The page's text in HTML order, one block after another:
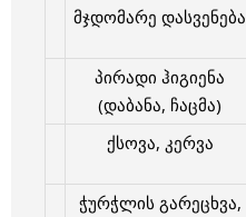
მჯდომარე დასვენება
პირადი ჰიგიენა
(დაბანა, ჩაცმა)
ქსოვა, კერვა
ჭურჭლის გარეცხვა,